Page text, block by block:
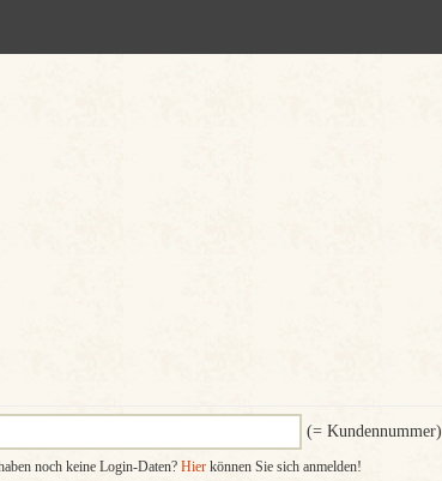
(= Kundennummer)
noch keine Login-Daten? Hier können Sie sich anmelden!